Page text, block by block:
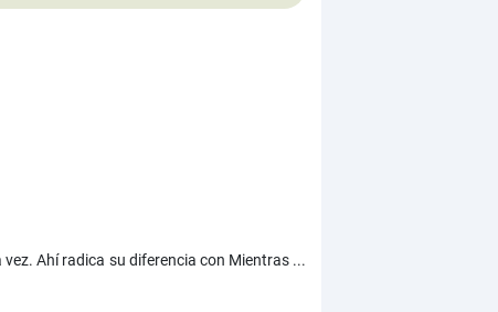
Ahí radica su diferencia con Mientras ...